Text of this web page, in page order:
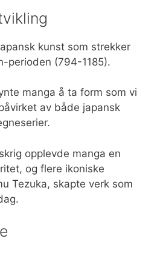
kunst som strekker
perioden (794-1185).
manga å ta form som vi
av både japansk
opplevde manga en
og flere ikoniske
Tezuka, skapte verk som